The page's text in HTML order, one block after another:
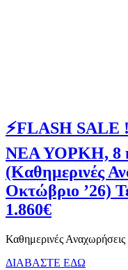
⚡FLASH SALE
ΝΕΑ ΥΟΡΚΗ, 8
(Καθημερινές
Οκτώβριο ’26)
1.860€
Καθημερινές
ΔΙΑΒΑΣΤΕ ΕΔΩ